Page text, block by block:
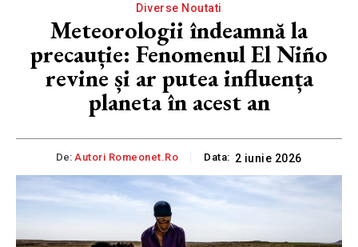
Diverse Noutati
Meteorologii îndeamnă la
precauție: Fenomenul El Niño
revine și ar putea influența
planeta în acest an
De: Autori Romeonet.ro Data: 2 iunie 2026